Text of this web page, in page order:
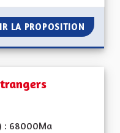
LA PROPOSITION TOITS
: 68000Ma